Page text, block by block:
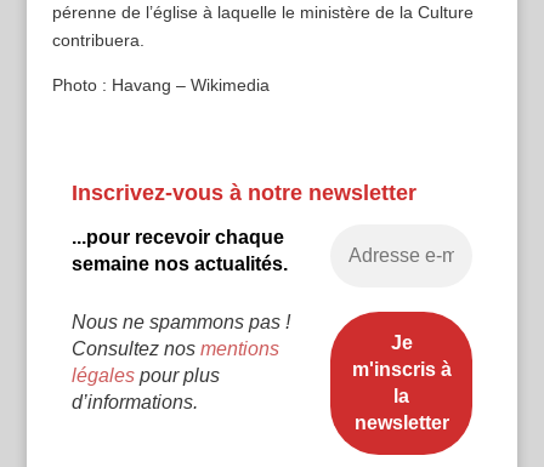
pérenne de l’église à laquelle le ministère de la Culture
contribuera.
Photo : Havang – Wikimedia
Inscrivez-vous à notre newsletter
...pour recevoir chaque
semaine nos actualités.
Nous ne spammons pas !
Consultez nos mentions
légalespour plus
d’informations.